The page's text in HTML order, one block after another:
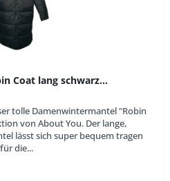
Coat lang schwarz...
tolle Damenwintermantel "Robin
von About You. Der lange,
lässt sich super bequem tragen
die...